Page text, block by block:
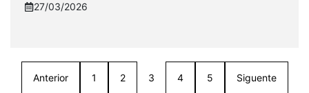
27/03/2026
Anterior 1 2 3 4 5 Siguente